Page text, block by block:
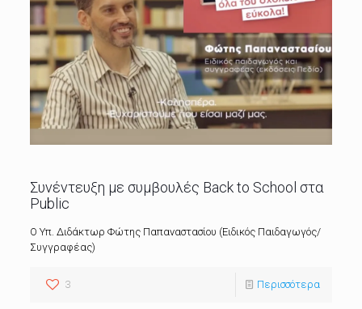
Συνέντευξη με συμβουλές Back to School στα
Public
Ο Υπ. Διδάκτωρ Φώτης Παπαναστασίου (Ειδικός Παιδαγωγός/
Συγγραφέας)
3 Περισσότερα